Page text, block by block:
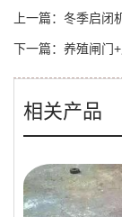
上一篇： 冬季启闭
下一篇： 养殖闸门
相关产品